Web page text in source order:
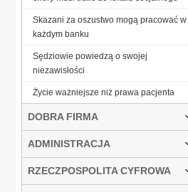
Skazani za oszustwo mogą pracować w
każdym banku
Sędziowie powiedzą o swojej
niezawisłości
Życie ważniejsze niż prawa pacjenta
DOBRA FIRMA
ADMINISTRACJA
RZECZPOSPOLITA CYFROWA